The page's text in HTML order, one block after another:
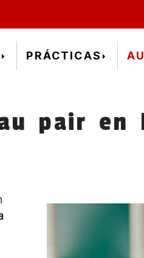
PRÁCTICAS
pair en